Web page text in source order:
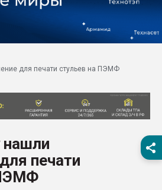
28.07.2026
Всё, что касается
бутылок
Материал
вакуумного
для печати стульев на ПЭМФ
нашли
печати